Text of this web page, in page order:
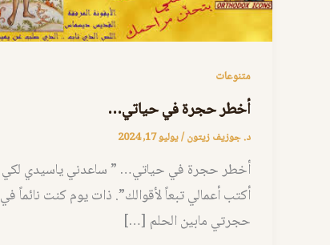
متنوعات
أخطر حجرة في حياتي…
د. جوزيف زيتون/يوليو 17, 2024
أخطر حجرة في حياتي… ” ساعدني ياسيدي لكي
أكتب أعمالي تبعاً لأقوالك”. ذات يوم كنت نائماً في
حجرتي مابين الحلم […]